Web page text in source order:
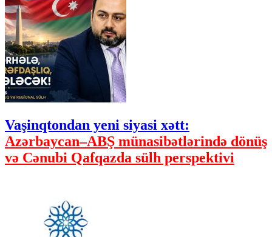
Vaşinqtondan yeni siyasi xətt:
Azərbaycan–ABŞ münasibətlərində dönüş
və Cənubi Qafqazda sülh perspektivi